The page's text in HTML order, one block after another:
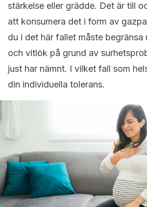
stärkelse eller grädde. Det är till
att konsumera det i form av
du i det här fallet måste begränsa
och vitlök på grund av
just har nämnt. I vilket fall som
din individuella tolerans.